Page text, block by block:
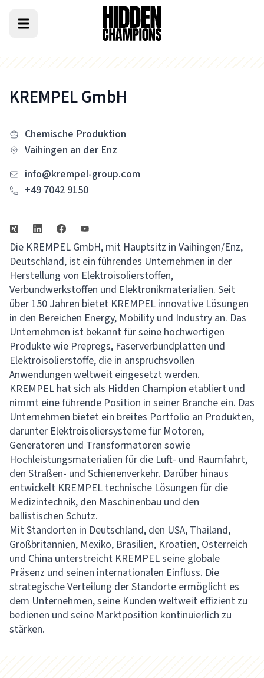
KREMPEL GmbH
Chemische Produktion
Vaihingen an der Enz
info@krempel-group.com
+49 7042 9150
Die KREMPEL GmbH, mit Hauptsitz in Vaihingen/Enz,
Deutschland, ist ein führendes Unternehmen in der
Herstellung von Elektroisolierstoffen,
Verbundwerkstoffen und Elektronikmaterialien. Seit
über 150 Jahren bietet KREMPEL innovative Lösungen
in den Bereichen Energy, Mobility und Industry an. Das
Unternehmen ist bekannt für seine hochwertigen
Produkte wie Prepregs, Faserverbundplatten und
Elektroisolierstoffe, die in anspruchsvollen
Anwendungen weltweit eingesetzt werden.
KREMPEL hat sich als Hidden Champion etabliert und
nimmt eine führende Position in seiner Branche ein. Das
Unternehmen bietet ein breites Portfolio an Produkten,
darunter Elektroisoliersysteme für Motoren,
Generatoren und Transformatoren sowie
Hochleistungsmaterialien für die Luft- und Raumfahrt,
den Straßen- und Schienenverkehr. Darüber hinaus
entwickelt KREMPEL technische Lösungen für die
Medizintechnik, den Maschinenbau und den
ballistischen Schutz.
Mit Standorten in Deutschland, den USA, Thailand,
Großbritannien, Mexiko, Brasilien, Kroatien, Österreich
und China unterstreicht KREMPEL seine globale
Präsenz und seinen internationalen Einfluss. Die
strategische Verteilung der Standorte ermöglicht es
dem Unternehmen, seine Kunden weltweit effizient zu
bedienen und seine Marktposition kontinuierlich zu
stärken.